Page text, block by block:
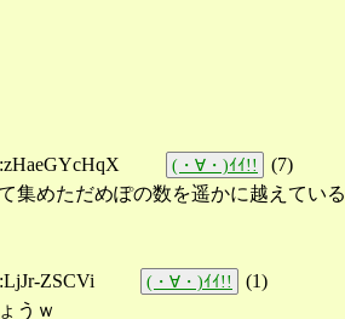
(・∀・)ｲｲ!! (7)
集めただめぽの数を遥かに越えている
ZSCVi (・∀・)ｲｲ!! (1)
うｗ